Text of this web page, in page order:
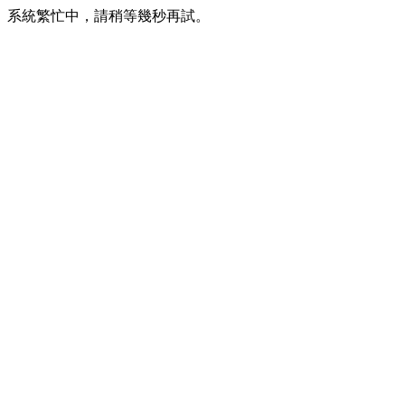
系統繁忙中，請稍等幾秒再試。